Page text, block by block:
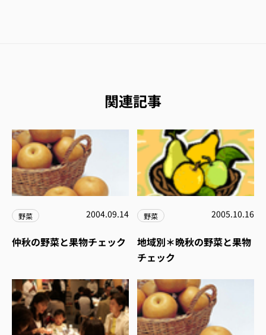
関連記事
野菜 2004.09.14
仲秋の野菜と果物チェック
野菜 2005.10.16
地域別＊晩秋の野菜と果物
チェック